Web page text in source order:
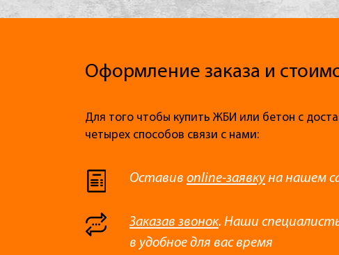
Оформление заказа и
Для того чтобы купить ЖБИ или бетон с
четырех способов связи с нами:
Оставив online-заявкуна нашем
Заказав звонок. Наши
в удобное для вас время